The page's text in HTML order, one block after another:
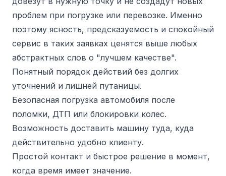
проблем при погрузке или перевозке. Именно
поэтому ясность, предсказуемость и спокойный
сервис в таких заявках ценятся выше любых
абстрактных слов о "лучшем качестве".
Понятный порядок действий без долгих
уточнений и лишней путаницы.
Безопасная погрузка автомобиля после
поломки, ДТП или блокировки колес.
Возможность доставить машину туда, куда
действительно удобно клиенту.
Простой контакт и быстрое решение в момент,
когда время имеет значение.